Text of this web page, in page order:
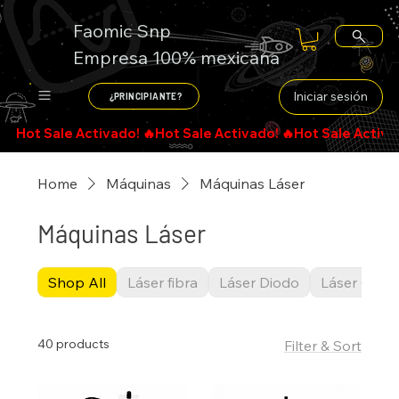
Faomic Snp
Empresa 100% mexicana
¿PRINCIPIANTE? Iniciar sesión
Home Máquinas Máquinas Láser
Máquinas Láser
Shop All Láser fibra Láser Diodo Láser CO2
40 products Filter & Sort